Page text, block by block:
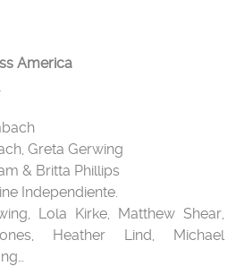
America
Greta Gerwing
& Britta Phillips
Independiente.
Lola Kirke, Matthew Shear,
Heather Lind, Michael